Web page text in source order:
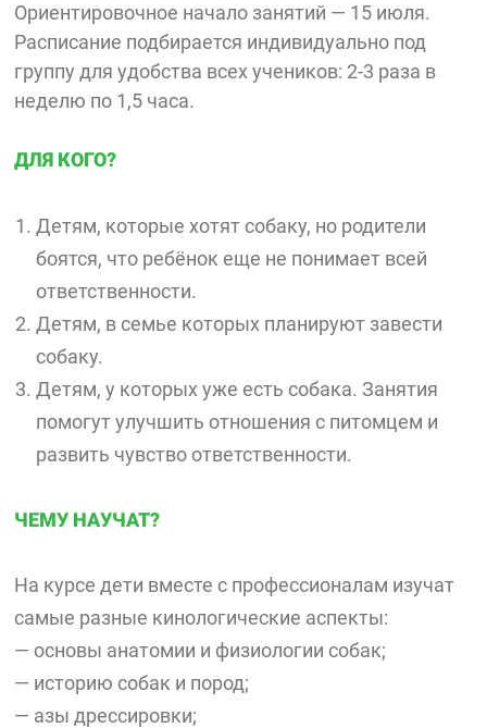
Ориентировочное начало занятий — 15 июля.
Расписание подбирается индивидуально под
группу для удобства всех учеников: 2-3 раза в
неделю по 1,5 часа.
ДЛЯ КОГО?
Детям, которые хотят собаку, но родители
боятся, что ребёнок еще не понимает всей
ответственности.
Детям, в семье которых планируют завести
собаку.
Детям, у которых уже есть собака. Занятия
помогут улучшить отношения с питомцем и
развить чувство ответственности.
ЧЕМУ НАУЧАТ?
На курсе дети вместе с профессионалам изучат
самые разные кинологические аспекты:
— основы анатомии и физиологии собак;
— историю собак и пород;
— азы дрессировки;